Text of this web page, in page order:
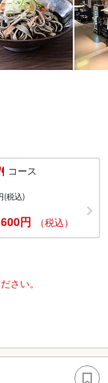
コース
(税込)
円 （税込）
さい。